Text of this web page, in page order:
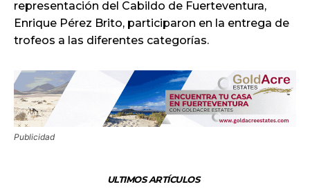
representación del Cabildo de Fuerteventura,
Enrique Pérez Brito, participaron en la entrega de
trofeos a las diferentes categorías.
Publicidad
ULTIMOS ARTÍCULOS